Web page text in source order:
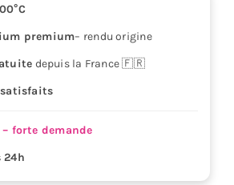
premium– rendu origine
depuis la France 🇫🇷
forte demande
24h